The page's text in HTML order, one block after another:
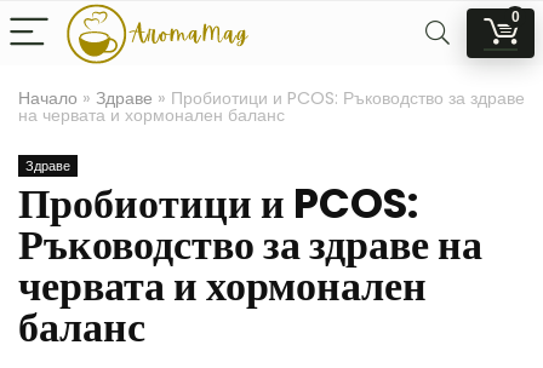
0
Начало » Здраве » Пробиотици и PCOS: Ръководство за здраве
на червата и хормонален баланс
Здраве
Пробиотици и PCOS:
Ръководство за здраве на
червата и хормонален
баланс